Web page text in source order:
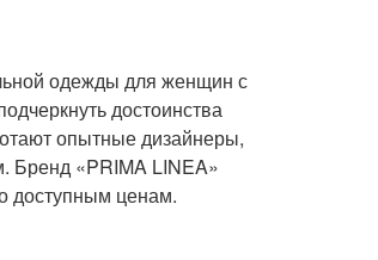
одежды для женщин с
достоинства
опытные дизайнеры,
Бренд «PRIMA LINEA»
доступным ценам.